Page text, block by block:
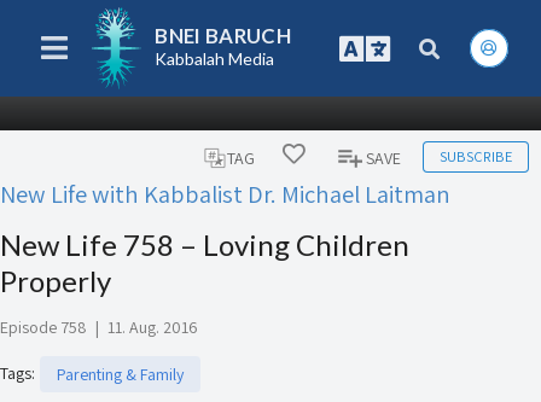
BNEI BARUCH
Kabbalah Media
TAG SAVE SUBSCRIBE
New Life with Kabbalist Dr. Michael Laitman
New Life 758 – Loving Children
Properly
Episode 758 | 11. Aug. 2016
Tags: Parenting & Family